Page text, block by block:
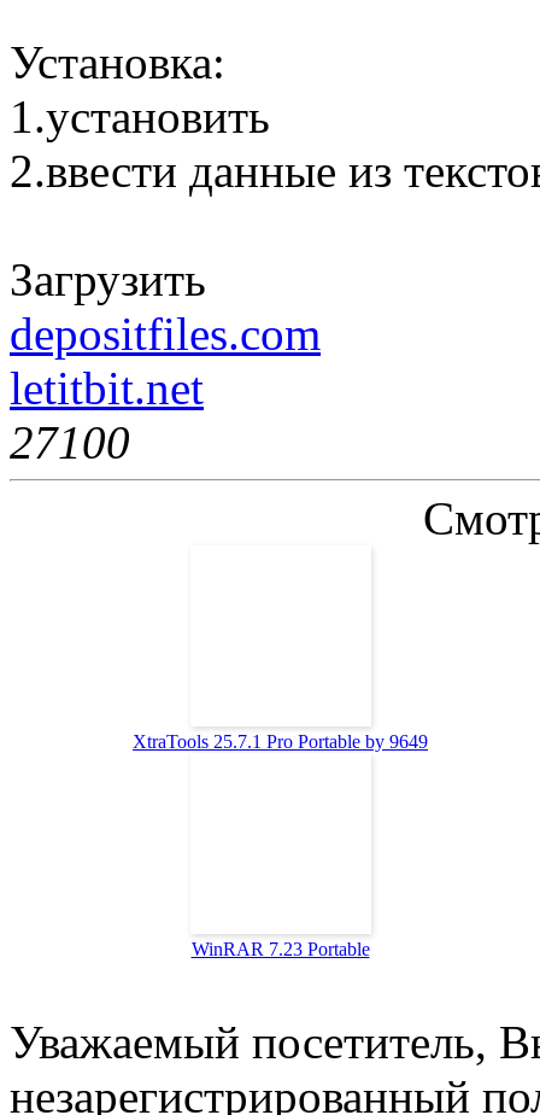
Установка:
1.установить
2.ввести данные из
Загрузить
depositfiles.com
letitbit.net
27100
XtraTools 25.7.1 Pro Portable by 9649
WinRAR 7.23 Portable
Уважаемый посетитель,
незарегистрированный